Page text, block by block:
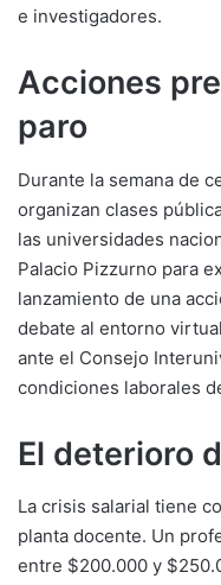
e investigadores.
Acciones
paro
Durante la semana de
organizan clases
las universidades
Palacio Pizzurno para
lanzamiento de una
debate al entorno
ante el Consejo
condiciones laborales
El deterioro
La crisis salarial tiene
planta docente. Un
entre $200.000 y